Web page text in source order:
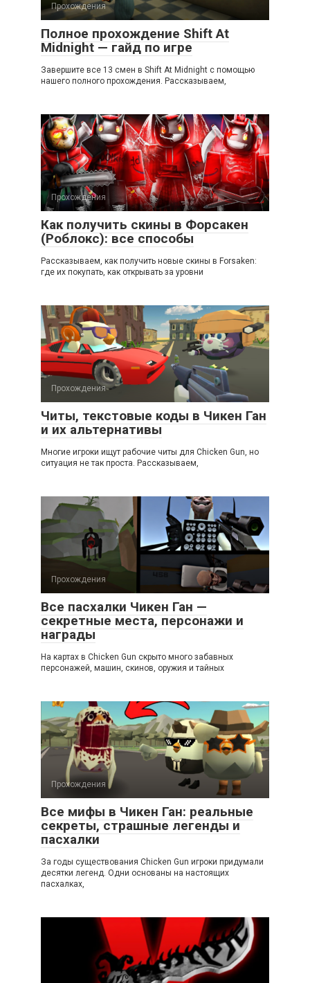
Прохождения
Полное прохождение Shift At
Midnight — гайд по игре
Завершите все 13 смен в Shift At Midnight с помощью
нашего полного прохождения. Рассказываем,
Прохождения
Как получить скины в Форсакен
(Роблокс): все способы
Рассказываем, как получить новые скины в Forsaken:
где их покупать, как открывать за уровни
Прохождения
Читы, текстовые коды в Чикен Ган
и их альтернативы
Многие игроки ищут рабочие читы для Chicken Gun, но
ситуация не так проста. Рассказываем,
Прохождения
Все пасхалки Чикен Ган —
секретные места, персонажи и
награды
На картах в Chicken Gun скрыто много забавных
персонажей, машин, скинов, оружия и тайных
Прохождения
Все мифы в Чикен Ган: реальные
секреты, страшные легенды и
пасхалки
За годы существования Chicken Gun игроки придумали
десятки легенд. Одни основаны на настоящих
пасхалках,